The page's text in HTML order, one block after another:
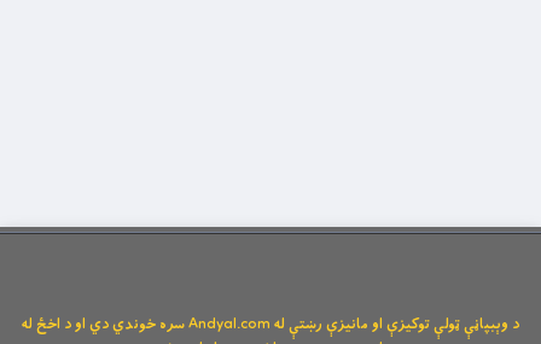
د وېبپاڼې ټولې توکیزې او مانیزې رښتې له Andyal.com سره خوندي دي او د اخځ له